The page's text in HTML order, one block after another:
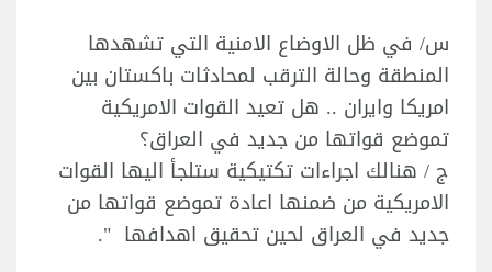
س/ في ظل الاوضاع الامنية التي تشهدها
المنطقة وحالة الترقب لمحادثات باكستان بين
امريكا وايران .. هل تعيد القوات الامريكية
تموضع قواتها من جديد في العراق؟
ج / هنالك اجراءات تكتيكية ستلجأ اليها القوات
الامريكية من ضمنها اعادة تموضع قواتها من
جديد في العراق لحين تحقيق اهدافها ".